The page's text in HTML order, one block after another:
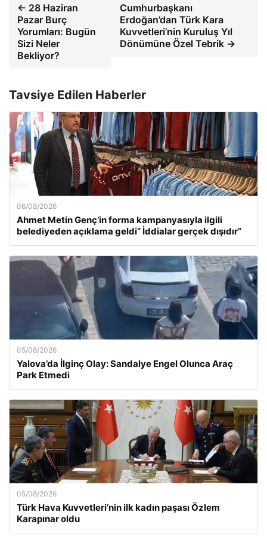
← 28 Haziran
Pazar Burç
Yorumları: Bugün
Sizi Neler
Bekliyor?
Cumhurbaşkanı
Erdoğan’dan Türk Kara
Kuvvetleri’nin Kuruluş Yıl
Dönümüne Özel Tebrik →
Tavsiye Edilen Haberler
06/08/2026
Ahmet Metin Genç’in forma kampanyasıyla ilgili
belediyeden açıklama geldi” İddialar gerçek dışıdır”
05/08/2026
Yalova’da İlginç Olay: Sandalye Engel Olunca Araç
Park Etmedi
05/08/2026
Türk Hava Kuvvetleri’nin ilk kadın paşası Özlem
Karapınar oldu